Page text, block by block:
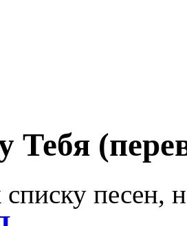
Тебя
песен,